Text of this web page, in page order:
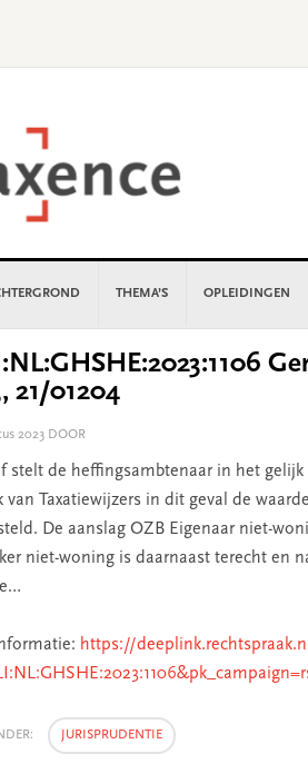
THEMA’S OPLEIDINGEN
21/01204
2023 DOOR
stelt de heffingsambtenaar in het
van Taxatiewijzers in dit geval de
De aanslag OZB Eigenaar niet-
niet-woning is daarnaast terecht en
https://
JURISPRUDENTIE